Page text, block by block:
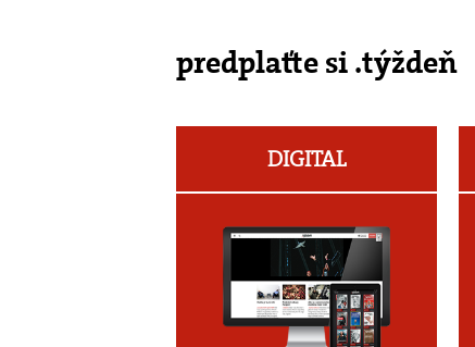
predplaťte si .týždeň
DIGITAL